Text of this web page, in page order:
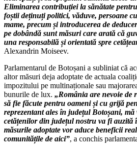
Eliminarea contribuției la sănătate
foștii deținuți politici, văduve, persoane
mame, precum și introducerea de
pe dobândă sunt măsuri care arată că
una responsabilă și orientată spre
Alexandrin Moiseev.
Parlamentarul de Botoșani a subliniat că
altor măsuri deja adoptate de actuala
impozitului pe multinaționale sau
bunurile de lux. „România are nevoie de
să fie făcute pentru oameni și cu grijă
reprezentant ales în județul Botoșani, mă
cetățenilor din județul nostru va fi auzită
măsurile adoptate vor aduce beneficii
comunitățile de aici”, a conchis